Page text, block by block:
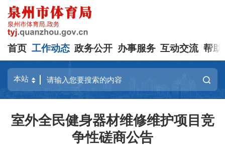
首页 工作动态 政务公开 办事服务 互动交流 帮助
室外全民健身器材维修维护项目竞
争性磋商公告